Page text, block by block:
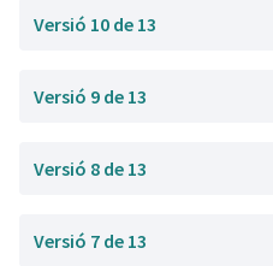
Versió 10 de 13
Versió 9 de 13
Versió 8 de 13
Versió 7 de 13